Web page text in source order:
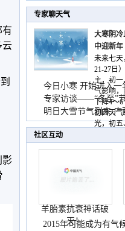
有
云
影
专家聊天气
大寒阴冷
中迎新年
未来七天
21-27日
主，初一
气影响，
下降4～
初四天气
光，初五
今日小寒 开始进入一
专家访谈——“冬至”
温低
明日大雪节气到来
天气
社区互动
羊胎素抗衰神话破
灭！
2015年可能成为有气